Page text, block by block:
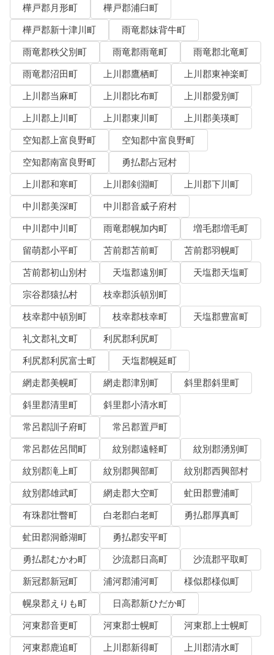
樺戸郡月形町
樺戸郡浦臼町
樺戸郡新十津川町
雨竜郡妹背牛町
雨竜郡秩父別町
雨竜郡雨竜町
雨竜郡北竜町
雨竜郡沼田町
上川郡鷹栖町
上川郡東神楽町
上川郡当麻町
上川郡比布町
上川郡愛別町
上川郡上川町
上川郡東川町
上川郡美瑛町
空知郡上富良野町
空知郡中富良野町
空知郡南富良野町
勇払郡占冠村
上川郡和寒町
上川郡剣淵町
上川郡下川町
中川郡美深町
中川郡音威子府村
中川郡中川町
雨竜郡幌加内町
増毛郡増毛町
留萌郡小平町
苫前郡苫前町
苫前郡羽幌町
苫前郡初山別村
天塩郡遠別町
天塩郡天塩町
宗谷郡猿払村
枝幸郡浜頓別町
枝幸郡中頓別町
枝幸郡枝幸町
天塩郡豊富町
礼文郡礼文町
利尻郡利尻町
利尻郡利尻富士町
天塩郡幌延町
網走郡美幌町
網走郡津別町
斜里郡斜里町
斜里郡清里町
斜里郡小清水町
常呂郡訓子府町
常呂郡置戸町
常呂郡佐呂間町
紋別郡遠軽町
紋別郡湧別町
紋別郡滝上町
紋別郡興部町
紋別郡西興部村
紋別郡雄武町
網走郡大空町
虻田郡豊浦町
有珠郡壮瞥町
白老郡白老町
勇払郡厚真町
虻田郡洞爺湖町
勇払郡安平町
勇払郡むかわ町
沙流郡日高町
沙流郡平取町
新冠郡新冠町
浦河郡浦河町
様似郡様似町
幌泉郡えりも町
日高郡新ひだか町
河東郡音更町
河東郡士幌町
河東郡上士幌町
河東郡鹿追町
上川郡新得町
上川郡清水町